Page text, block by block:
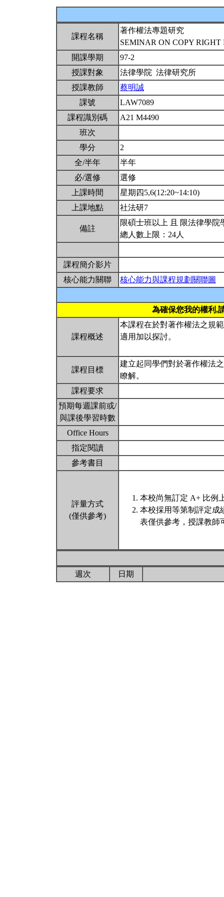
課程名稱
著作權法專題研究
SEMINAR ON COPY
開課學期
97-2
授課對象
法律學院 法律研究所
授課教師
蔡明誠
課號
LAW7089
課程識別碼
A21 M4490
班次
學分
2
全/半年
半年
必/選修
選修
上課時間
星期四5,6(12:20~14:10)
上課地點
社法研7
備註
限碩士班以上 且 限法律學院
總人數上限：24人
課程簡介影片
核心能力關聯
核心能力與課程規劃關聯圖
為確保您我的權利,
課程概述
本課程在於對著作權法之規
適用加以探討。
課程目標
建立起同學們對於著作權法
瞭解。
課程要求
預期每週課前或/
與課後學習時數
Office Hours
指定閱讀
參考書目
評量方式
(僅供參考)
本校尚無訂定 A+ 比例
本校採用等第制評定成
表僅供參考，授課教師
週次 日期